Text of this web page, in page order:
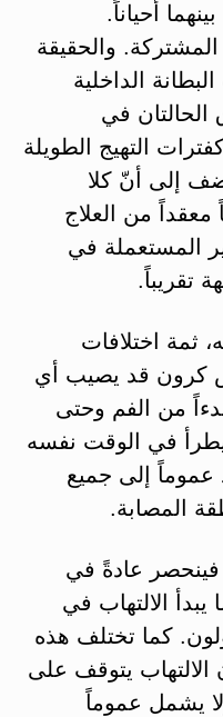
أحياناً.
والحقيقة
الداخلية
الحالتان في
التهيج الطويلة
إلى أنّ كلا
معقداً من العلاج
المستعملة في
تقريباً.
ثمة اختلافات
كرون قد يصيب أي
من الفم وحتى
يطرأ في الوقت نفسه
عموماً إلى جميع
المصابة.
فينحصر عادةً في
يبدأ الالتهاب في
كما تختلف هذه
يتوقف على
يشمل عموماً